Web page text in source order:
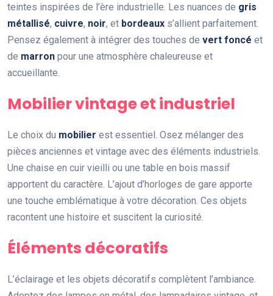
teintes inspirées de l’ère industrielle. Les nuances de gris
métallisé, cuivre, noir, et bordeaux s’allient parfaitement.
Pensez également à intégrer des touches de vert foncé et
de marron pour une atmosphère chaleureuse et
accueillante.
Mobilier vintage et industriel
Le choix du mobilier est essentiel. Osez mélanger des
pièces anciennes et vintage avec des éléments industriels.
Une chaise en cuir vieilli ou une table en bois massif
apportent du caractère. L’ajout d’horloges de gare apporte
une touche emblématique à votre décoration. Ces objets
racontent une histoire et suscitent la curiosité.
Éléments décoratifs
L’éclairage et les objets décoratifs complètent l’ambiance.